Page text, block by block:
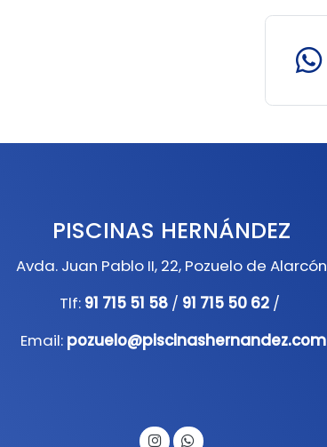
PISCINAS HERNÁNDEZ
Avda. Juan Pablo II, 22, Pozuelo de Alarcón
Tlf: 91 715 51 58 / 91 715 50 62 /
Email: pozuelo@piscinashernandez.com